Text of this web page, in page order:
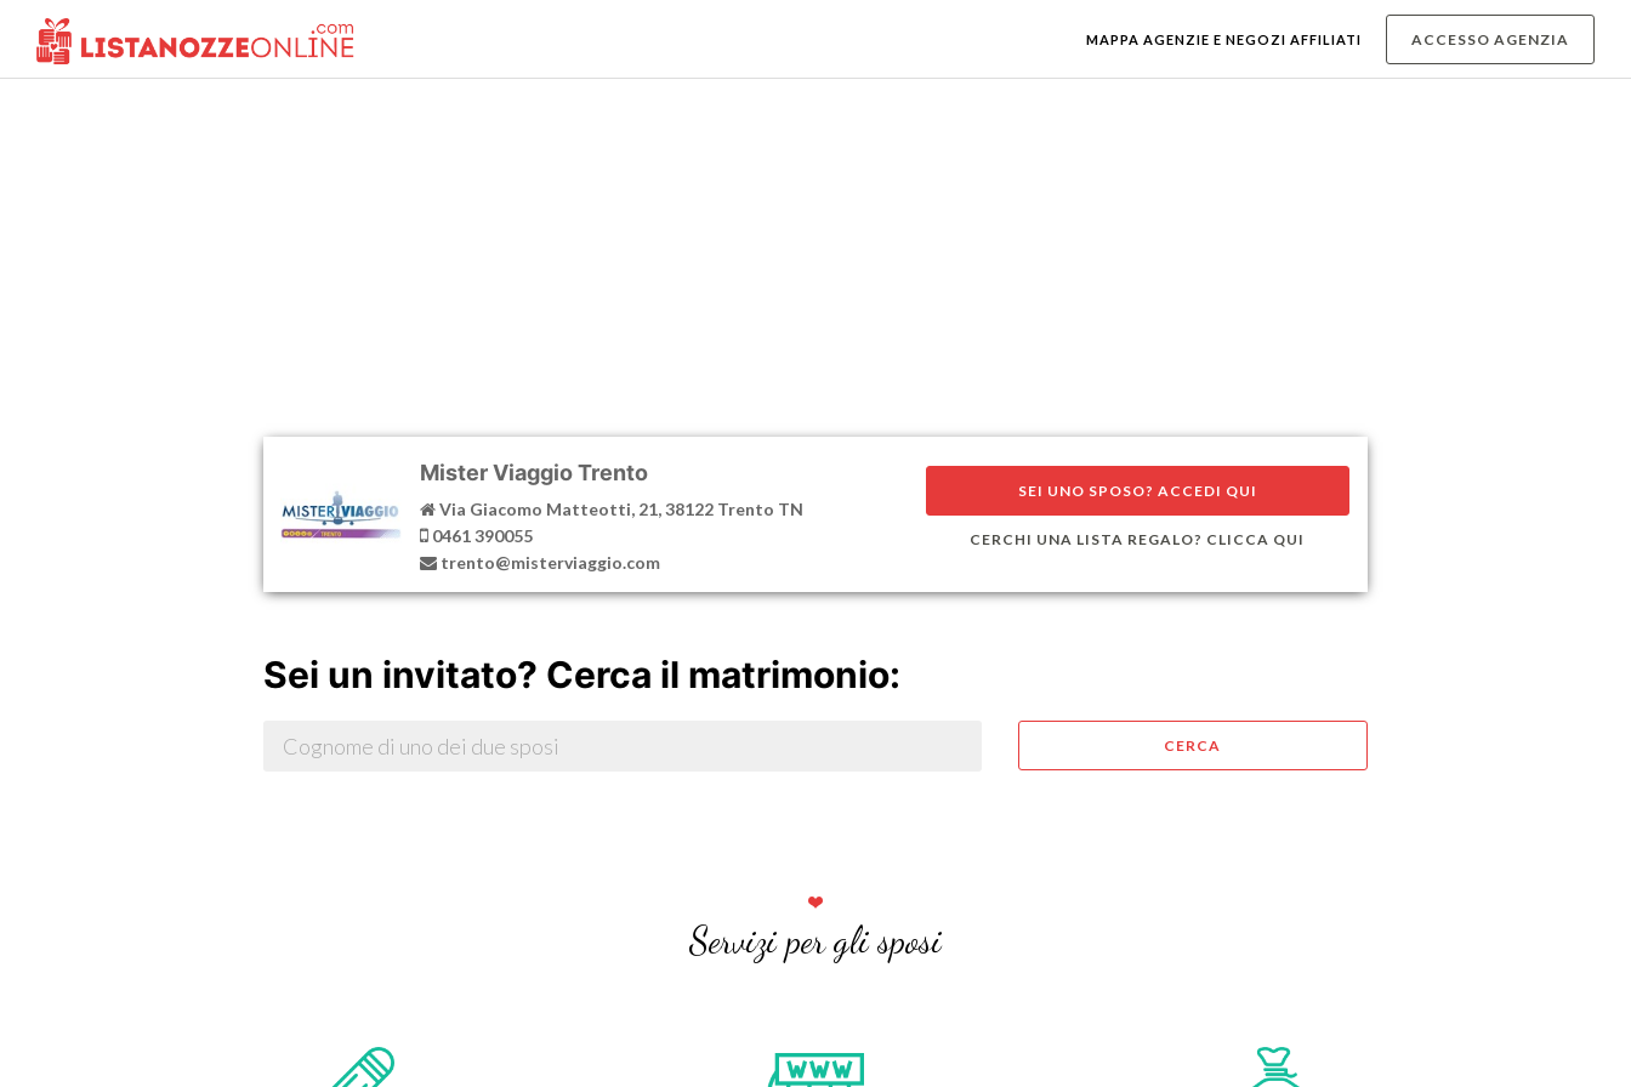
MAPPA AGENZIE E NEGOZI AFFILIATI ACCESSO AGENZIA
Mister Viaggio Trento
Via Giacomo Matteotti, 21, 38122 Trento TN
0461 390055
SEI UNO SPOSO? ACCEDI QUI
CERCHI UNA LISTA REGALO? CLICCA QUI
Sei un invitato? Cerca il matrimonio:
CERCA
Servizi per gli sposi